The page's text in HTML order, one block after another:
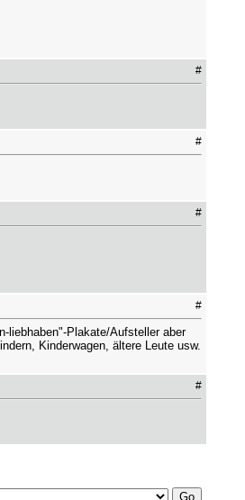
#
#
#
#
liebhaben"-Plakate/Aufsteller aber
Kinderwagen, ältere Leute usw.
#